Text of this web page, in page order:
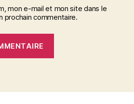
mon e-mail et mon site dans le
prochain commentaire.